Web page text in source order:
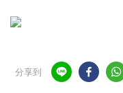
分享到